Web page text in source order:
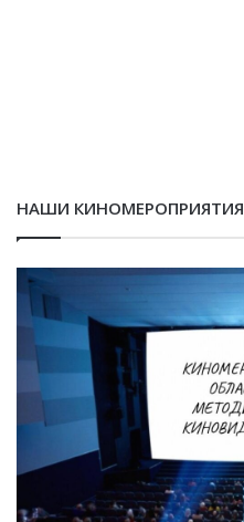
НАШИ КИНОМЕРОПРИЯТИЯ